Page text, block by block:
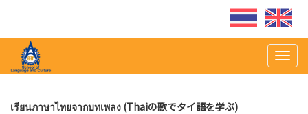
เรียนภาษาไทยจากบทเพลง (Thaiの歌でタイ語を学ぶ)